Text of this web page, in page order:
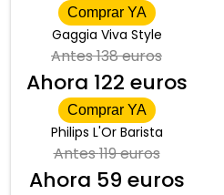
Comprar YA
Gaggia Viva Style
Antes138 euros
Ahora 122 euros
Comprar YA
Philips L'Or Barista
Antes119 euros
Ahora 59 euros